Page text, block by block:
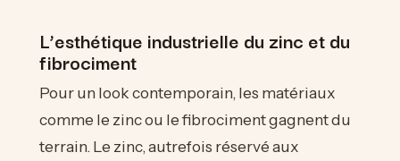
L’esthétique industrielle du zinc et du
fibrociment
Pour un look contemporain, les matériaux
comme le zinc ou le fibrociment gagnent du
terrain. Le zinc, autrefois réservé aux